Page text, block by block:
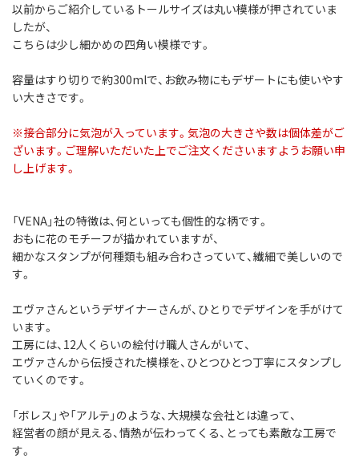
以前からご紹介しているトールサイズは丸い模様が押されていま
したが、
こちらは少し細かめの四角い模様です。
容量はすり切りで約300mlで、お飲み物にもデザートにも使いやす
い大きさです。
※接合部分に気泡が入っています。気泡の大きさや数は個体差がご
ざいます。ご理解いただいた上でご注文くださいますようお願い申
し上げます。
「VENA」社の特徴は、何といっても個性的な柄です。
おもに花のモチーフが描かれていますが、
細かなスタンプが何種類も組み合わさっていて、繊細で美しいので
す。
エヴァさんというデザイナーさんが、ひとりでデザインを手がけて
います。
工房には、12人くらいの絵付け職人さんがいて、
エヴァさんから伝授された模様を、ひとつひとつ丁寧にスタンプし
ていくのです。
「ボレス」や「アルテ」のような、大規模な会社とは違って、
経営者の顔が見える、情熱が伝わってくる、とっても素敵な工房で
す。